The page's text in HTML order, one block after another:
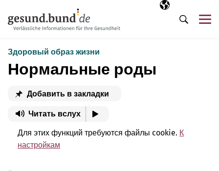
Выбранный
RU
Поиск
Здоровый образ жизни
Нормальные роды
Добавить в закладки
Читать вслух
Для этих функций требуются файлы cookie. К
настройкам